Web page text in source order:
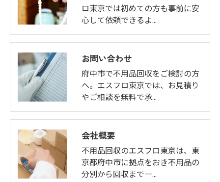
ロ東京では初めての方も事前に安
心して依頼できるよ…
お問い合わせ
府中市で不用品回収をご検討の方
へ。エスフロ東京では、お見積り
やご相談を無料で承…
会社概要
不用品回収のエスフロ東京は、東
京都府中市に拠点をおき不用品の
分別から回収まで一…